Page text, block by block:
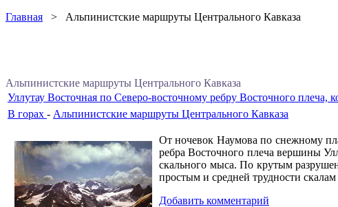
Главная > Альпинистские маршруты Центрального Кавказа
Альпинистские маршруты Центрального Кавказа
Уллутау Восточная по Северо-восточному ребру Восточного плеча,
В горах - Альпинистские маршруты Центрального Кавказа
От ночевок Наумова по снежному
ребра Восточного плеча вершины
скального мыса. По крутым
простым и средней трудности
Добавить комментарий